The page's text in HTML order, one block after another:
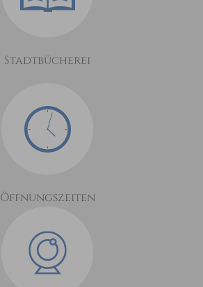
Stadtbücherei
Öffnungszeiten